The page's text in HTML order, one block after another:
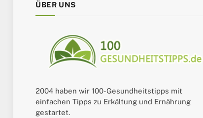
ÜBER UNS
2004 haben wir 100-Gesundheitstipps mit
einfachen Tipps zu Erkältung und Ernährung
gestartet.